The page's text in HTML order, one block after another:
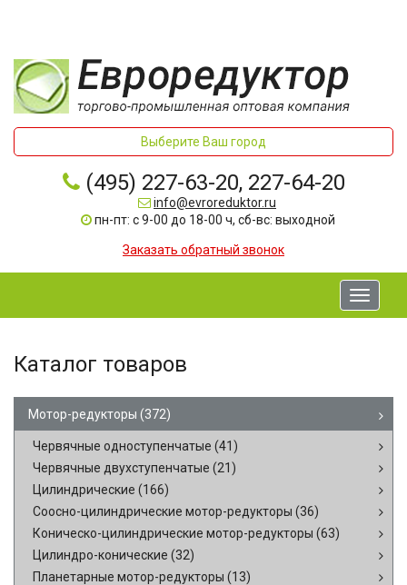
Выберите Ваш город
(495) 227-63-20, 227-64-20
info@evroreduktor.ru
пн-пт: с 9-00 до 18-00 ч, сб-вс: выходной
Заказать обратный звонок
Toggle
Каталог товаров
Мотор-редукторы (372)
Червячные одноступенчатые (41)
Червячные двухступенчатые (21)
Цилиндрические (166)
Соосно-цилиндрические мотор-редукторы (36)
Коническо-цилиндрические мотор-редукторы (63)
Цилиндро-конические (32)
Планетарные мотор-редукторы (13)